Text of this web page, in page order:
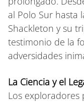
al Polo Sur hasta
Shackleton y su
testimonio de la
adversidades
La Ciencia y el
Los exploradores